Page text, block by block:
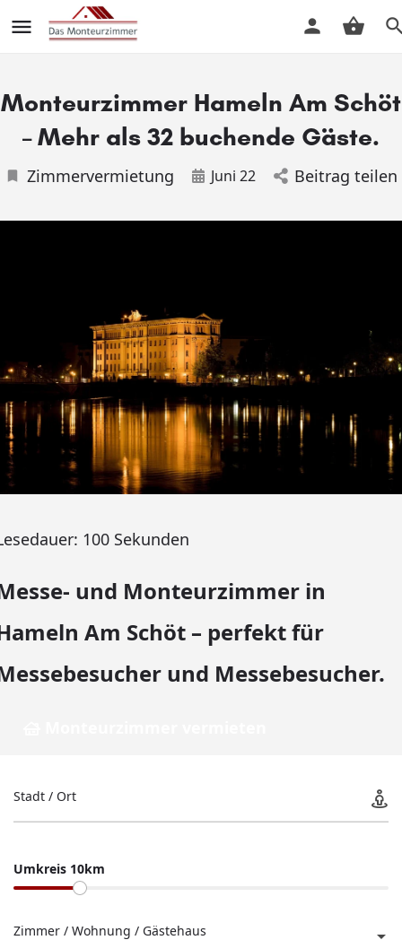
Monteurzimmer Hameln Am Schöt
– Mehr als 32 buchende Gäste.
Zimmervermietung Juni 22 Beitrag teilen
100 Sekunden
und Monteurzimmer in
Am Schöt – perfekt für
und Messebesucher.
Stadt / Ort
Umkreis 10km
Zimmer / Wohnung / Gästehaus